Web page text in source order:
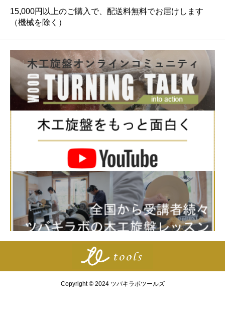
15,000円以上のご購入で、配送料無料でお届けします
（機械を除く）
Copyright © 2024 ツバキラボツールズ